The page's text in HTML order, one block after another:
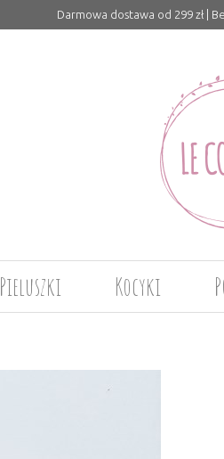
Darmowa dostawa od 299 zł |
Pieluszki Kocyki